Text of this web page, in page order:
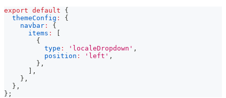
export default
{
themeConfig :
{
navbar :
{
items :
[
{
type : 'localeDropdown' ,
position : 'left' ,
} ,
] ,
} ,
} ,
} ;